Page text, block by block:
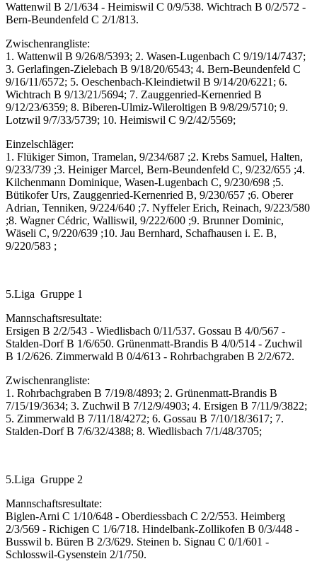
Wattenwil B 2/1/634 - Heimiswil C 0/9/538. Wichtrach B 0/2/572 -
Bern-Beundenfeld C 2/1/813.
Zwischenrangliste:
1. Wattenwil B 9/26/8/5393; 2. Wasen-Lugenbach C 9/19/14/7437;
3. Gerlafingen-Zielebach B 9/18/20/6543; 4. Bern-Beundenfeld C
9/16/11/6572; 5. Oeschenbach-Kleindietwil B 9/14/20/6221; 6.
Wichtrach B 9/13/21/5694; 7. Zauggenried-Kernenried B
9/12/23/6359; 8. Biberen-Ulmiz-Wileroltigen B 9/8/29/5710; 9.
Lotzwil 9/7/33/5739; 10. Heimiswil C 9/2/42/5569;
Einzelschläger:
1. Flükiger Simon, Tramelan, 9/234/687 ;2. Krebs Samuel, Halten,
9/233/739 ;3. Heiniger Marcel, Bern-Beundenfeld C, 9/232/655 ;4.
Kilchenmann Dominique, Wasen-Lugenbach C, 9/230/698 ;5.
Bütikofer Urs, Zauggenried-Kernenried B, 9/230/657 ;6. Oberer
Adrian, Tenniken, 9/224/640 ;7. Nyffeler Erich, Reinach, 9/223/580
;8. Wagner Cédric, Walliswil, 9/222/600 ;9. Brunner Dominic,
Wäseli C, 9/220/639 ;10. Jau Bernhard, Schafhausen i. E. B,
9/220/583 ;
5.Liga Gruppe 1
Mannschaftsresultate:
Ersigen B 2/2/543 - Wiedlisbach 0/11/537. Gossau B 4/0/567 -
Stalden-Dorf B 1/6/650. Grünenmatt-Brandis B 4/0/514 - Zuchwil
B 1/2/626. Zimmerwald B 0/4/613 - Rohrbachgraben B 2/2/672.
Zwischenrangliste:
1. Rohrbachgraben B 7/19/8/4893; 2. Grünenmatt-Brandis B
7/15/19/3634; 3. Zuchwil B 7/12/9/4903; 4. Ersigen B 7/11/9/3822;
5. Zimmerwald B 7/11/18/4272; 6. Gossau B 7/10/18/3617; 7.
Stalden-Dorf B 7/6/32/4388; 8. Wiedlisbach 7/1/48/3705;
5.Liga Gruppe 2
Mannschaftsresultate:
Biglen-Arni C 1/10/648 - Oberdiessbach C 2/2/553. Heimberg
2/3/569 - Richigen C 1/6/718. Hindelbank-Zollikofen B 0/3/448 -
Busswil b. Büren B 2/3/629. Steinen b. Signau C 0/1/601 -
Schlosswil-Gysenstein 2/1/750.